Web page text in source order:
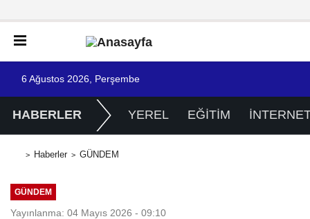
6 Ağustos 2026, Perşembe
HABERLER YEREL EĞİTİM
Haberler GÜNDEM
GÜNDEM
Yayınlanma: 04 Mayıs 2026 - 09:10